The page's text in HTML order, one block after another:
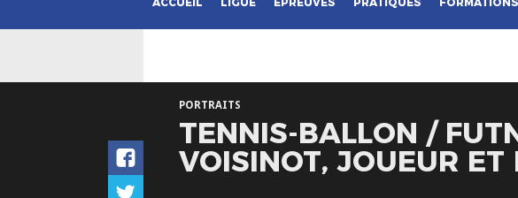
PORTRAITS
TENNIS-BALLON /
VOISINOT, JOUEUR ET